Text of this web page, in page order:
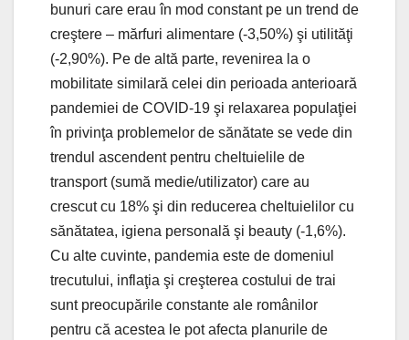
bunuri care erau în mod constant pe un trend de
creştere – mărfuri alimentare (-3,50%) şi utilităţi
(-2,90%). Pe de altă parte, revenirea la o
mobilitate similară celei din perioada anterioară
pandemiei de COVID-19 şi relaxarea populaţiei
în privinţa problemelor de sănătate se vede din
trendul ascendent pentru cheltuielile de
transport (sumă medie/utilizator) care au
crescut cu 18% şi din reducerea cheltuielilor cu
sănătatea, igiena personală şi beauty (-1,6%).
Cu alte cuvinte, pandemia este de domeniul
trecutului, inflaţia şi creşterea costului de trai
sunt preocupările constante ale românilor
pentru că acestea le pot afecta planurile de